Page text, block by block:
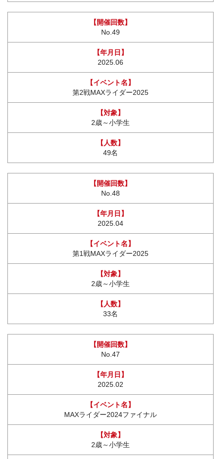
No.49
2025.06
第2戦MAXライダー2025
2歳～小学生
49名
No.48
2025.04
第1戦MAXライダー2025
2歳～小学生
33名
No.47
2025.02
MAXライダー2024ファイナル
2歳～小学生